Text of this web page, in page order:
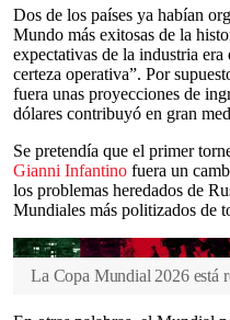
seconds
seconds
Dos de los países ya habían
Mundo más exitosas de la
expectativas de la industria
certeza operativa”. Por
fuera unas proyecciones de
dólares contribuyó en gran
Se pretendía que el primer
Gianni Infantino fuera un
los problemas heredados de
Mundiales más politizados de
La Copa Mundial 2026 está